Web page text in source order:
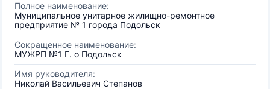
Полное наименование:
Муниципальное унитарное жилищно-ремонтное
предприятие № 1 города Подольск
Сокращенное наименование:
МУЖРП №1 Г. о Подольск
Имя руководителя:
Николай Васильевич Степанов